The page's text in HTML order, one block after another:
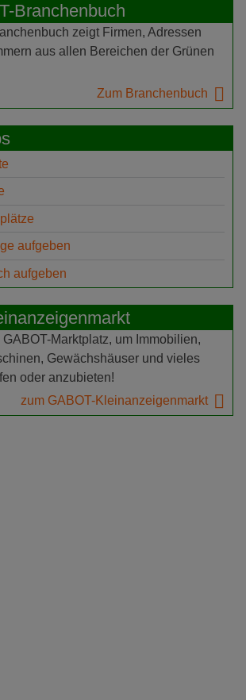
Branchenbuch
zeigt Firmen, Adressen
aus allen Bereichen der Grünen
Zum Branchenbuch
aufgeben
aufgeben
Marktplatz, um Immobilien,
Gewächshäuser und vieles
oder anzubieten!
zum GABOT-Kleinanzeigenmarkt